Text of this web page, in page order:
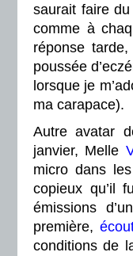
saurait faire
comme à
réponse
poussée
lorsque je
ma carapace).
Autre avatar
janvier, Melle
micro dans
copieux qu’il
émissions
première,
conditions de